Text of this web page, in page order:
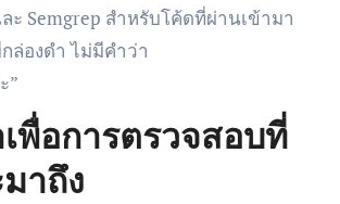
ะ Semgrep สำหรับโค้ดที่ผ่านเข้ามา
ล่องดำ ไม่มีคำว่า
”
พื่อการตรวจสอบที่
าถึง